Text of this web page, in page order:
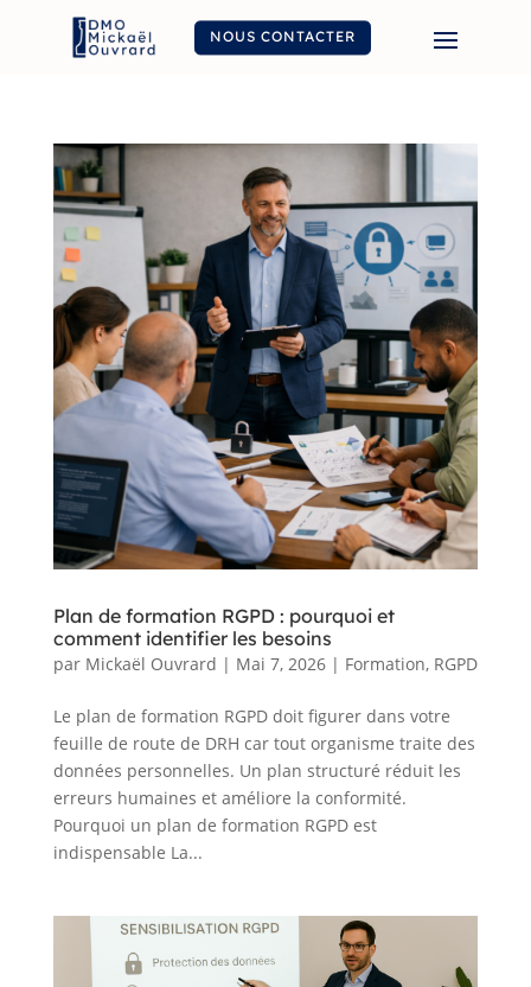
NOUS CONTACTER
Plan de formation RGPD : pourquoi et
comment identifier les besoins
par Mickaël Ouvrard | Mai 7, 2026| Formation, RGPD
Le plan de formation RGPD doit figurer dans votre
feuille de route de DRH car tout organisme traite des
données personnelles. Un plan structuré réduit les
erreurs humaines et améliore la conformité.
Pourquoi un plan de formation RGPD est
indispensable La...